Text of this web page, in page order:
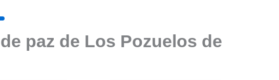
paz de Los Pozuelos de